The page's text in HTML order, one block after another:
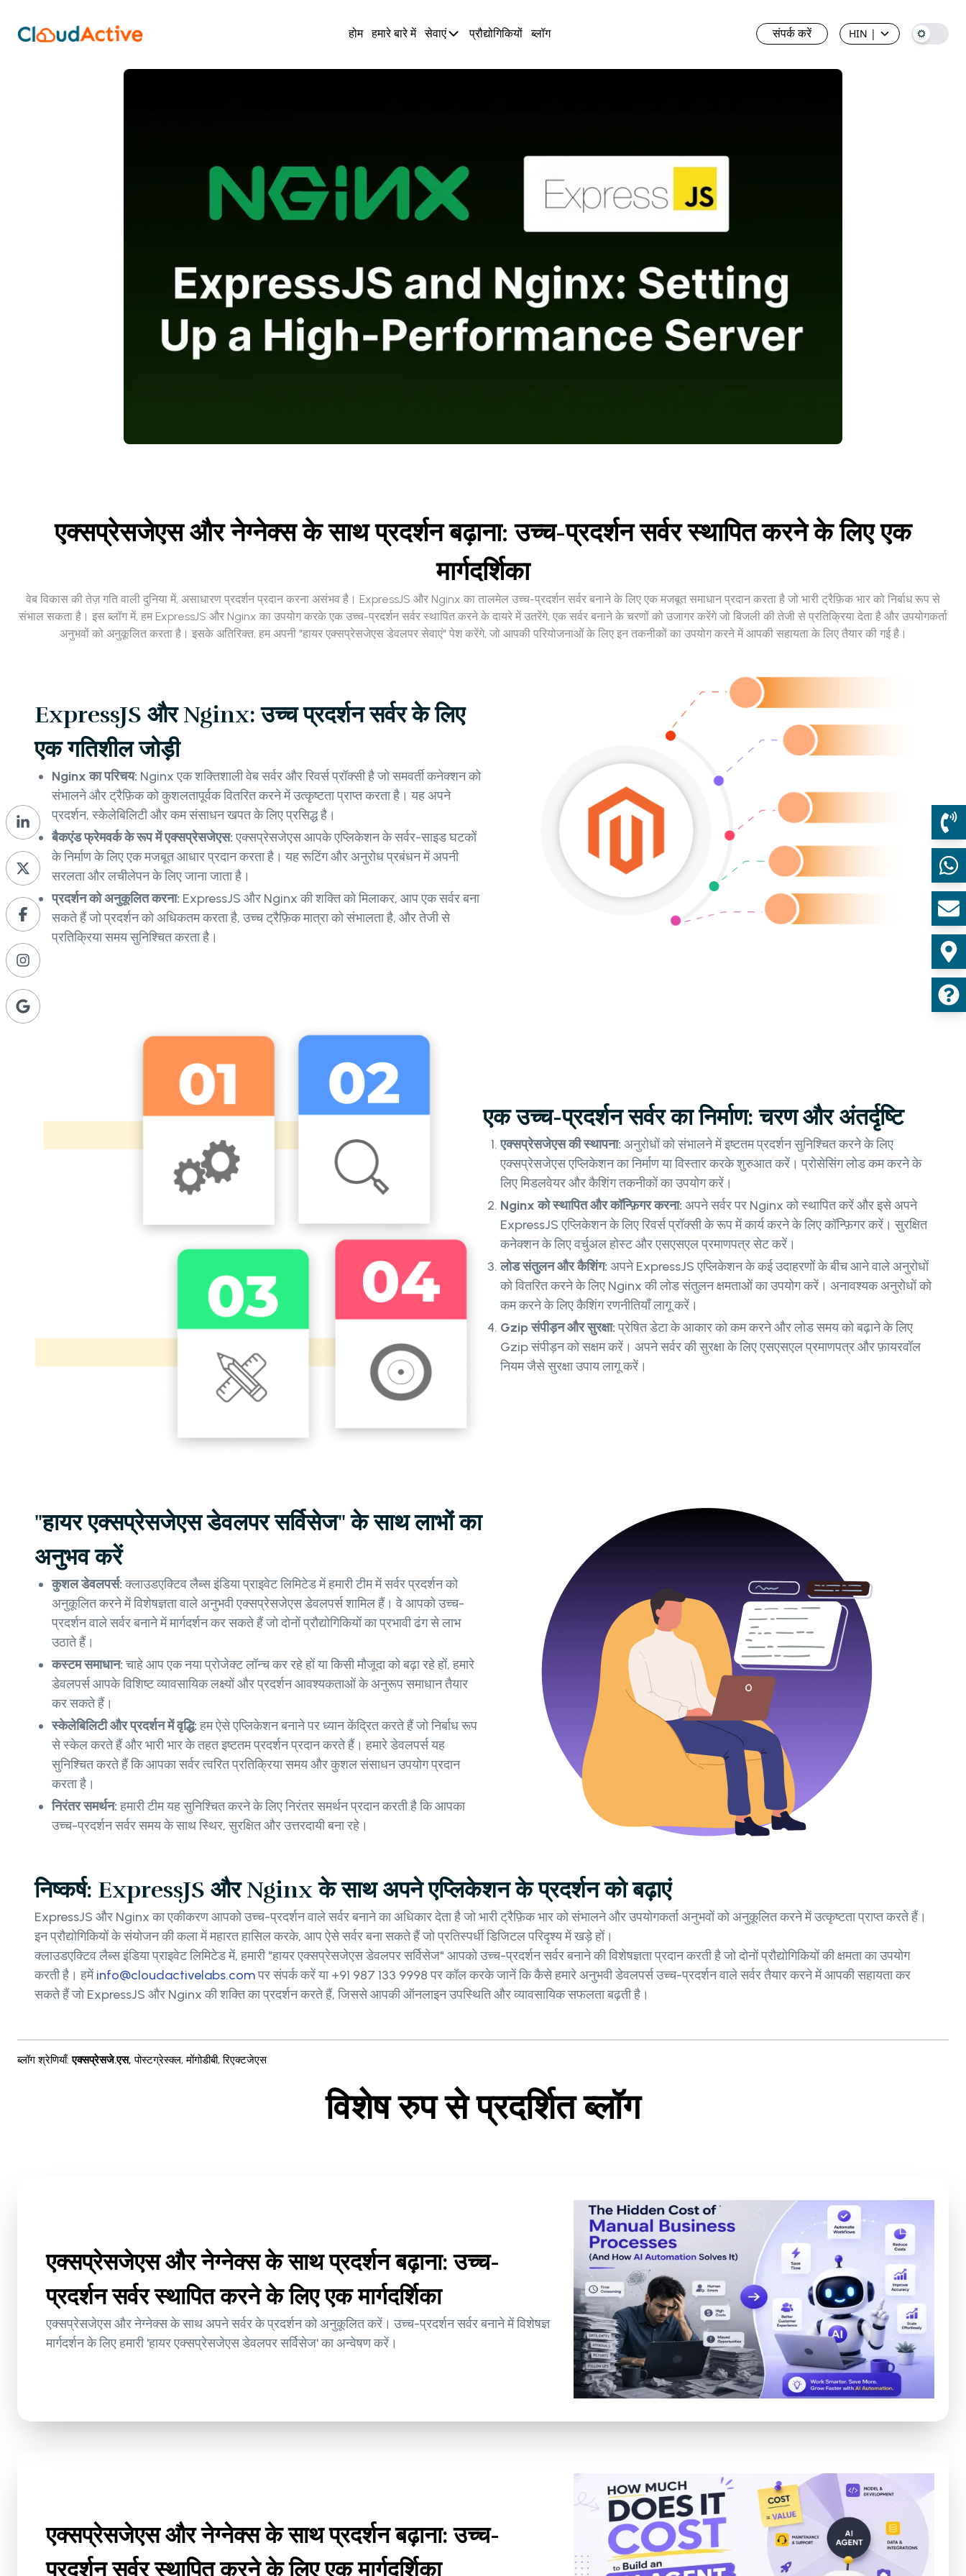
होम हमारे बारे में सेवाएं प्रौद्योगिकियों ब्लॉग संपर्क करें HIN |
एक्सप्रेसजेएस और नेग्नेक्स के साथ प्रदर्शन बढ़ाना: उच्च-प्रदर्शन सर्वर स्थापित करने के लिए एक
मार्गदर्शिका
वेब विकास की तेज़ गति वाली दुनिया में, असाधारण प्रदर्शन प्रदान करना असंभव है। ExpressJS और Nginx का तालमेल उच्च-प्रदर्शन सर्वर बनाने के लिए एक मजबूत समाधान प्रदान करता है जो भारी ट्रैफ़िक भार को निर्बाध रूप से
संभाल सकता है। इस ब्लॉग में, हम ExpressJS और Nginx का उपयोग करके एक उच्च-प्रदर्शन सर्वर स्थापित करने के दायरे में उतरेंगे, एक सर्वर बनाने के चरणों को उजागर करेंगे जो बिजली की तेजी से प्रतिक्रिया देता है और उपयोगकर्ता
अनुभवों को अनुकूलित करता है। इसके अतिरिक्त, हम अपनी "हायर एक्सप्रेसजेएस डेवलपर सेवाएं" पेश करेंगे, जो आपकी परियोजनाओं के लिए इन तकनीकों का उपयोग करने में आपकी सहायता के लिए तैयार की गई है।
ExpressJS और Nginx: उच्च प्रदर्शन सर्वर के लिए
एक गतिशील जोड़ी
Nginx का परिचय: Nginx एक शक्तिशाली वेब सर्वर और रिवर्स प्रॉक्सी है जो समवर्ती कनेक्शन को
संभालने और ट्रैफ़िक को कुशलतापूर्वक वितरित करने में उत्कृष्टता प्राप्त करता है। यह अपने
प्रदर्शन, स्केलेबिलिटी और कम संसाधन खपत के लिए प्रसिद्ध है।
बैकएंड फ्रेमवर्क के रूप में एक्सप्रेसजेएस:एक्सप्रेसजेएस आपके एप्लिकेशन के सर्वर-साइड घटकों
के निर्माण के लिए एक मजबूत आधार प्रदान करता है। यह रूटिंग और अनुरोध प्रबंधन में अपनी
सरलता और लचीलेपन के लिए जाना जाता है।
प्रदर्शन को अनुकूलित करना: ExpressJS और Nginx की शक्ति को मिलाकर, आप एक सर्वर बना
सकते हैं जो प्रदर्शन को अधिकतम करता है, उच्च ट्रैफ़िक मात्रा को संभालता है, और तेजी से
प्रतिक्रिया समय सुनिश्चित करता है।
एक उच्च-प्रदर्शन सर्वर का निर्माण: चरण और अंतर्दृष्टि
एक्सप्रेसजेएस की स्थापना: अनुरोधों को संभालने में इष्टतम प्रदर्शन सुनिश्चित करने के लिए
एक्सप्रेसजेएस एप्लिकेशन का निर्माण या विस्तार करके शुरुआत करें। प्रोसेसिंग लोड कम करने के
लिए मिडलवेयर और कैशिंग तकनीकों का उपयोग करें।
Nginx को स्थापित और कॉन्फ़िगर करना: अपने सर्वर पर Nginx को स्थापित करें और इसे अपने
ExpressJS एप्लिकेशन के लिए रिवर्स प्रॉक्सी के रूप में कार्य करने के लिए कॉन्फ़िगर करें। सुरक्षित
कनेक्शन के लिए वर्चुअल होस्ट और एसएसएल प्रमाणपत्र सेट करें।
लोड संतुलन और कैशिंग: अपने ExpressJS एप्लिकेशन के कई उदाहरणों के बीच आने वाले अनुरोधों
को वितरित करने के लिए Nginx की लोड संतुलन क्षमताओं का उपयोग करें। अनावश्यक अनुरोधों को
कम करने के लिए कैशिंग रणनीतियाँ लागू करें।
Gzip संपीड़न और सुरक्षा:प्रेषित डेटा के आकार को कम करने और लोड समय को बढ़ाने के लिए
Gzip संपीड़न को सक्षम करें। अपने सर्वर की सुरक्षा के लिए एसएसएल प्रमाणपत्र और फ़ायरवॉल
नियम जैसे सुरक्षा उपाय लागू करें।
"हायर एक्सप्रेसजेएस डेवलपर सर्विसेज" के साथ लाभों का
अनुभव करें
कुशल डेवलपर्स:क्लाउडएक्टिव लैब्स इंडिया प्राइवेट लिमिटेड में हमारी टीम में सर्वर प्रदर्शन को
अनुकूलित करने में विशेषज्ञता वाले अनुभवी एक्सप्रेसजेएस डेवलपर्स शामिल हैं। वे आपको उच्च-
प्रदर्शन वाले सर्वर बनाने में मार्गदर्शन कर सकते हैं जो दोनों प्रौद्योगिकियों का प्रभावी ढंग से लाभ
उठाते हैं।
कस्टम समाधान:चाहे आप एक नया प्रोजेक्ट लॉन्च कर रहे हों या किसी मौजूदा को बढ़ा रहे हों, हमारे
डेवलपर्स आपके विशिष्ट व्यावसायिक लक्ष्यों और प्रदर्शन आवश्यकताओं के अनुरूप समाधान तैयार
कर सकते हैं।
स्केलेबिलिटी और प्रदर्शन में वृद्धि:हम ऐसे एप्लिकेशन बनाने पर ध्यान केंद्रित करते हैं जो निर्बाध रूप
से स्केल करते हैं और भारी भार के तहत इष्टतम प्रदर्शन प्रदान करते हैं। हमारे डेवलपर्स यह
सुनिश्चित करते हैं कि आपका सर्वर त्वरित प्रतिक्रिया समय और कुशल संसाधन उपयोग प्रदान
करता है।
निरंतर समर्थन:हमारी टीम यह सुनिश्चित करने के लिए निरंतर समर्थन प्रदान करती है कि आपका
उच्च-प्रदर्शन सर्वर समय के साथ स्थिर, सुरक्षित और उत्तरदायी बना रहे।
निष्कर्ष: ExpressJS और Nginx के साथ अपने एप्लिकेशन के प्रदर्शन को बढ़ाएं
ExpressJS और Nginx का एकीकरण आपको उच्च-प्रदर्शन वाले सर्वर बनाने का अधिकार देता है जो भारी ट्रैफ़िक भार को संभालने और उपयोगकर्ता अनुभवों को अनुकूलित करने में उत्कृष्टता प्राप्त करते हैं।
इन प्रौद्योगिकियों के संयोजन की कला में महारत हासिल करके, आप ऐसे सर्वर बना सकते हैं जो प्रतिस्पर्धी डिजिटल परिदृश्य में खड़े हों।
क्लाउडएक्टिव लैब्स इंडिया प्राइवेट लिमिटेड में, हमारी "हायर एक्सप्रेसजेएस डेवलपर सर्विसेज" आपको उच्च-प्रदर्शन सर्वर बनाने की विशेषज्ञता प्रदान करती है जो दोनों प्रौद्योगिकियों की क्षमता का उपयोग
करती है। हमेंinfo@cloudactivelabs.comपर संपर्क करें या +91 987 133 9998 पर कॉल करके जानें कि कैसे हमारे अनुभवी डेवलपर्स उच्च-प्रदर्शन वाले सर्वर तैयार करने में आपकी सहायता कर
सकते हैं जो ExpressJS और Nginx की शक्ति का प्रदर्शन करते हैं, जिससे आपकी ऑनलाइन उपस्थिति और व्यावसायिक सफलता बढ़ती है।
ब्लॉग श्रेणियाँ: एक्सप्रेसजे.एस, पोस्टग्रेस्क्ल,मोंगोडीबी,रिएक्टजेएस
विशेष रुप से प्रदर्शित ब्लॉग
एक्सप्रेसजेएस और नेग्नेक्स के साथ प्रदर्शन बढ़ाना: उच्च-
प्रदर्शन सर्वर स्थापित करने के लिए एक मार्गदर्शिका
एक्सप्रेसजेएस और नेग्नेक्स के साथ अपने सर्वर के प्रदर्शन को अनुकूलित करें। उच्च-प्रदर्शन सर्वर बनाने में विशेषज्ञ
मार्गदर्शन के लिए हमारी 'हायर एक्सप्रेसजेएस डेवलपर सर्विसेज' का अन्वेषण करें।
एक्सप्रेसजेएस और नेग्नेक्स के साथ प्रदर्शन बढ़ाना: उच्च-
प्रदर्शन सर्वर स्थापित करने के लिए एक मार्गदर्शिका